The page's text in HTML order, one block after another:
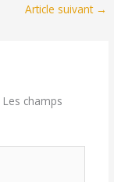
Article suivant →
Les champs